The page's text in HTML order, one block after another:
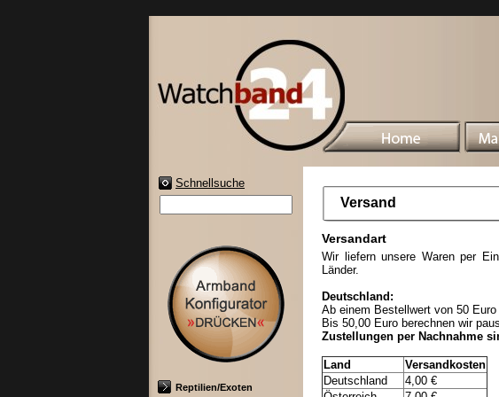
Schnellsuche
Reptilien/Exoten
Versand
Versandart
Wir liefern unsere Waren per
Länder.
Deutschland:
Ab einem Bestellwert von 50
Bis 50,00 Euro berechnen wir
Zustellungen per Nachnahme
Land
Versandkosten
Deutschland
4,00 €